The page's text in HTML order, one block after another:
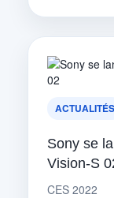
ACTUALITÉS
Sony se
Vision-S
CES 2022